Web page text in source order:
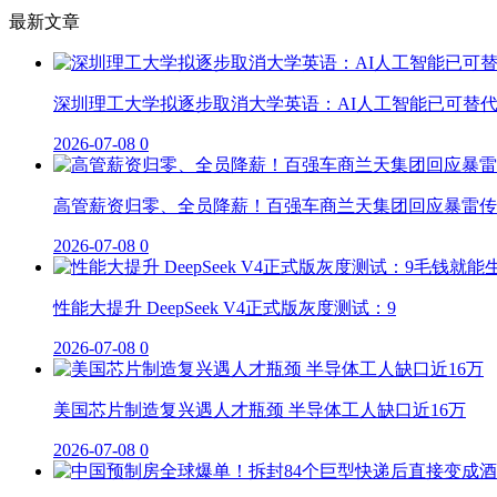
最新文章
深圳理工大学拟逐步取消大学英语：AI人工智能已可替代
2026-07-08 0
高管薪资归零、全员降薪！百强车商兰天集团回应暴雷
2026-07-08 0
性能大提升 DeepSeek V4正式版灰度测试：9
2026-07-08 0
美国芯片制造复兴遇人才瓶颈 半导体工人缺口近16万
2026-07-08 0